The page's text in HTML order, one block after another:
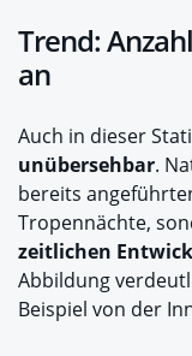
Trend:
an
Auch in dieser
unübersehbar.
bereits
Tropennächte,
zeitlichen
Abbildung
Beispiel von der